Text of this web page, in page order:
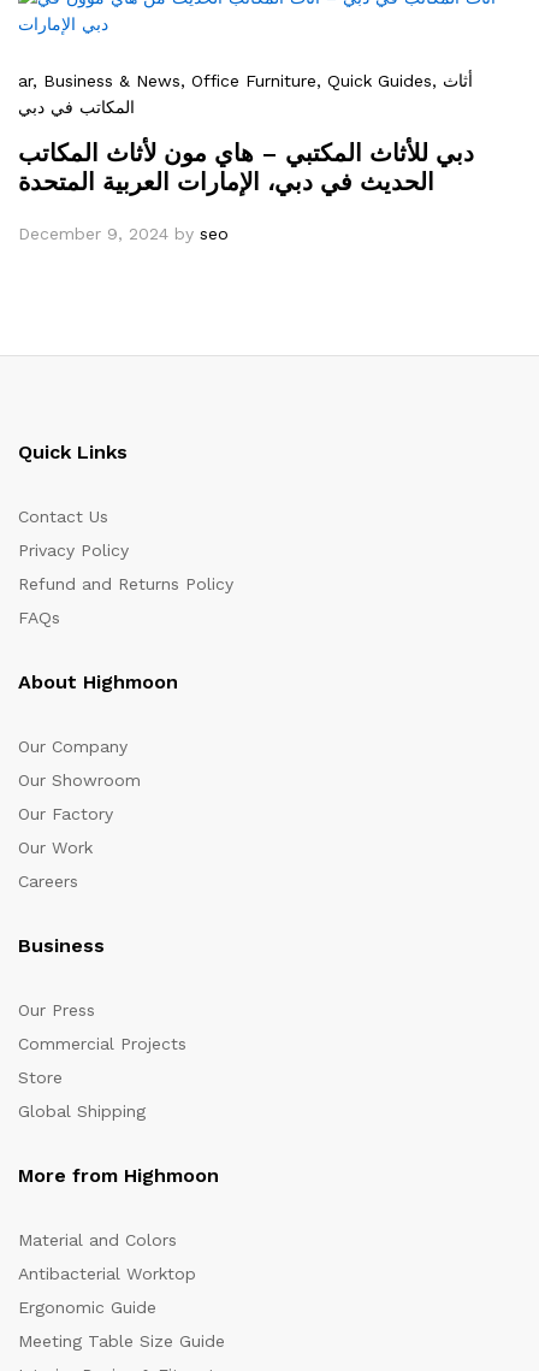
ar, Business & News, Office Furniture, Quick Guides, أثاث
المكاتب في دبي
دبي للأثاث المكتبي – هاي مون لأثاث المكاتب
الحديث في دبي، الإمارات العربية المتحدة
December 9, 2024 by seo
Quick Links
Contact Us
Privacy Policy
Refund and Returns Policy
FAQs
About Highmoon
Our Company
Our Showroom
Our Factory
Our Work
Careers
Business
Our Press
Commercial Projects
Store
Global Shipping
More from Highmoon
Material and Colors
Antibacterial Worktop
Ergonomic Guide
Meeting Table Size Guide